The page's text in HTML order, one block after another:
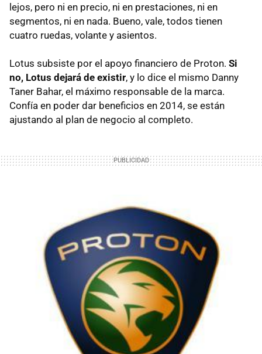
lejos, pero ni en precio, ni en prestaciones, ni en
segmentos, ni en nada. Bueno, vale, todos tienen
cuatro ruedas, volante y asientos.
Lotus subsiste por el apoyo financiero de Proton. Si
no, Lotus dejará de existir, y lo dice el mismo Danny
Taner Bahar, el máximo responsable de la marca.
Confía en poder dar beneficios en 2014, se están
ajustando al plan de negocio al completo.